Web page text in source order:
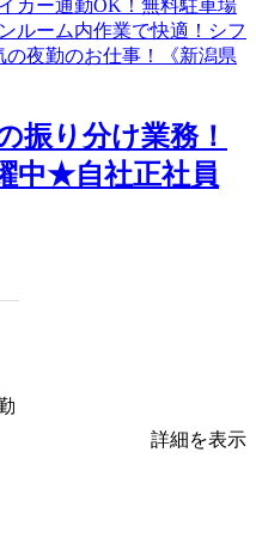
振り分け業務！
中★自社正社員
詳細を表示